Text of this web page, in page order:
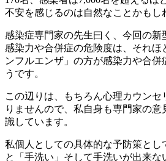
不安を感じるのは自然なことかもし
感染症専門家の先生曰く、今回の新
感染力や合併症の危険度は、それほ
ンフルエンザ」の方が感染力や合併
うです。
この辺りは、もちろん心理カウンセ
りませんので、私自身も専門家の
識しています。
私個人としての具体的な予防策とし
と「手洗い」そして手洗いが出来な